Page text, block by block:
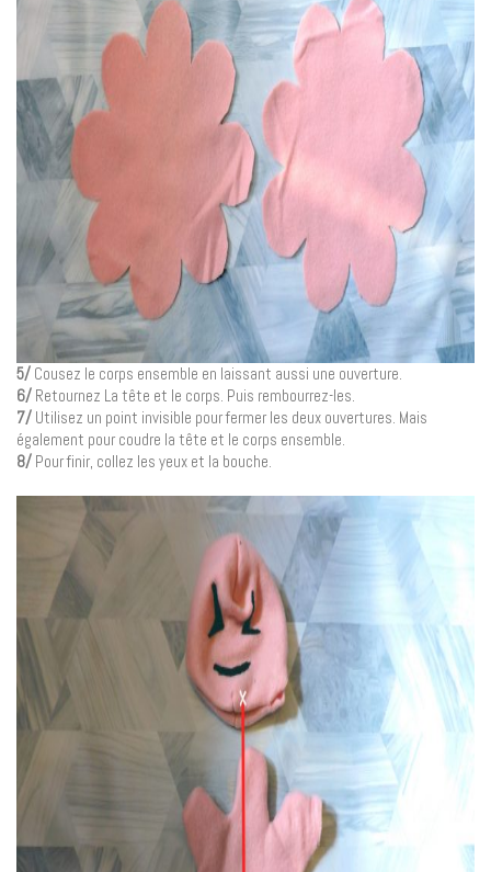
5/ Cousez le corps ensemble en laissant aussi une ouverture.
6/ Retournez La tête et le corps. Puis rembourrez-les.
7/ Utilisez un point invisible pour fermer les deux ouvertures. Mais
également pour coudre la tête et le corps ensemble.
8/ Pour finir, collez les yeux et la bouche.